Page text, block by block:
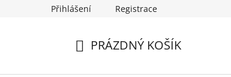
Věrnostní sleva O nás
Přihlášení Registrace
PRÁZDNÝ KOŠÍK